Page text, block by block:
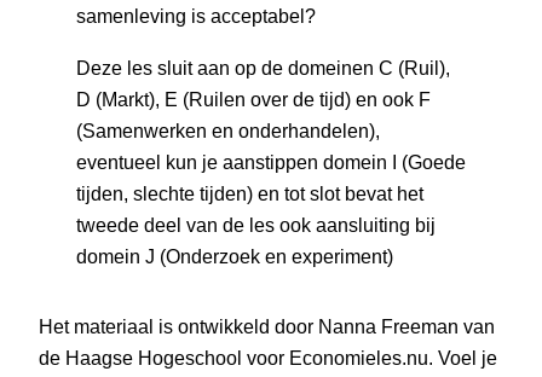
samenleving is acceptabel?
Deze les sluit aan op de domeinen C (Ruil),
D (Markt), E (Ruilen over de tijd) en ook F
(Samenwerken en onderhandelen),
eventueel kun je aanstippen domein I (Goede
tijden, slechte tijden) en tot slot bevat het
tweede deel van de les ook aansluiting bij
domein J (Onderzoek en experiment)
Het materiaal is ontwikkeld door Nanna Freeman van
de Haagse Hogeschool voor Economieles.nu. Voel je